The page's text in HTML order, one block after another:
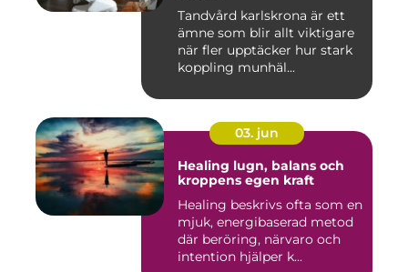
Tandvård karlskrona är ett
ämne som blir allt viktigare
när fler upptäcker hur stark
koppling munhäl...
03. jun
Healing lugn, balans och
kroppens egen kraft
Healing beskrivs ofta som en
mjuk, energibaserad metod
där beröring, närvaro och
intention hjälper k...